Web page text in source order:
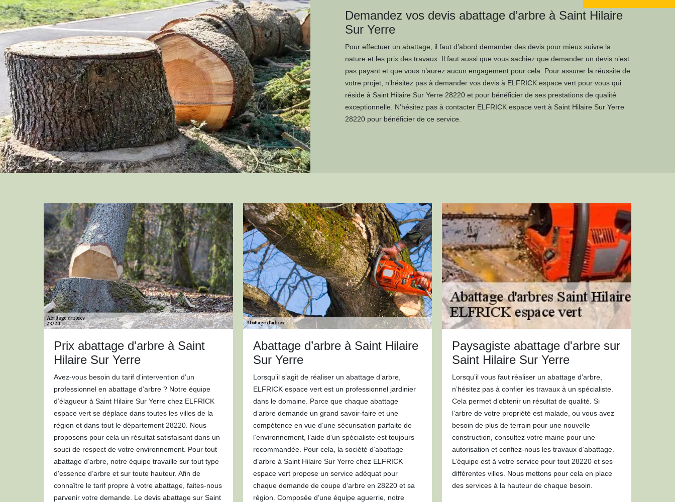
Demandez vos devis abattage d’arbre à Saint Hilaire
Sur Yerre
Pour effectuer un abattage, il faut d’abord demander des devis pour mieux suivre la
nature et les prix des travaux. Il faut aussi que vous sachiez que demander un devis n’est
pas payant et que vous n’aurez aucun engagement pour cela. Pour assurer la réussite de
votre projet, n’hésitez pas à demander vos devis à ELFRICK espace vert pour vous qui
réside à Saint Hilaire Sur Yerre 28220 et pour bénéficier de ses prestations de qualité
exceptionnelle. N’hésitez pas à contacter ELFRICK espace vert à Saint Hilaire Sur Yerre
28220 pour bénéficier de ce service.
Prix abattage d'arbre à Saint
Hilaire Sur Yerre
Avez-vous besoin du tarif d’intervention d’un
professionnel en abattage d’arbre ? Notre équipe
d’élagueur à Saint Hilaire Sur Yerre chez ELFRICK
espace vert se déplace dans toutes les villes de la
région et dans tout le département 28220. Nous
proposons pour cela un résultat satisfaisant dans un
souci de respect de votre environnement. Pour tout
abattage d’arbre, notre équipe travaille sur tout type
d'essence d’arbre et sur toute hauteur. Afin de
connaître le tarif propre à votre abattage, faites-nous
parvenir votre demande. Le devis abattage sur Saint
Abattage d’arbre à Saint Hilaire
Sur Yerre
Lorsqu’il s’agit de réaliser un abattage d’arbre,
ELFRICK espace vert est un professionnel jardinier
dans le domaine. Parce que chaque abattage
d’arbre demande un grand savoir-faire et une
compétence en vue d’une sécurisation parfaite de
l’environnement, l’aide d’un spécialiste est toujours
recommandée. Pour cela, la société d’abattage
d’arbre à Saint Hilaire Sur Yerre chez ELFRICK
espace vert propose un service adéquat pour
chaque demande de coupe d’arbre en 28220 et sa
région. Composée d’une équipe aguerrie, notre
Paysagiste abattage d'arbre sur
Saint Hilaire Sur Yerre
Lorsqu’il vous faut réaliser un abattage d’arbre,
n’hésitez pas à confier les travaux à un spécialiste.
Cela permet d’obtenir un résultat de qualité. Si
l’arbre de votre propriété est malade, ou vous avez
besoin de plus de terrain pour une nouvelle
construction, consultez votre mairie pour une
autorisation et confiez-nous les travaux d’abattage.
L’équipe est à votre service pour tout 28220 et ses
différentes villes. Nous mettons pour cela en place
des services à la hauteur de chaque besoin.